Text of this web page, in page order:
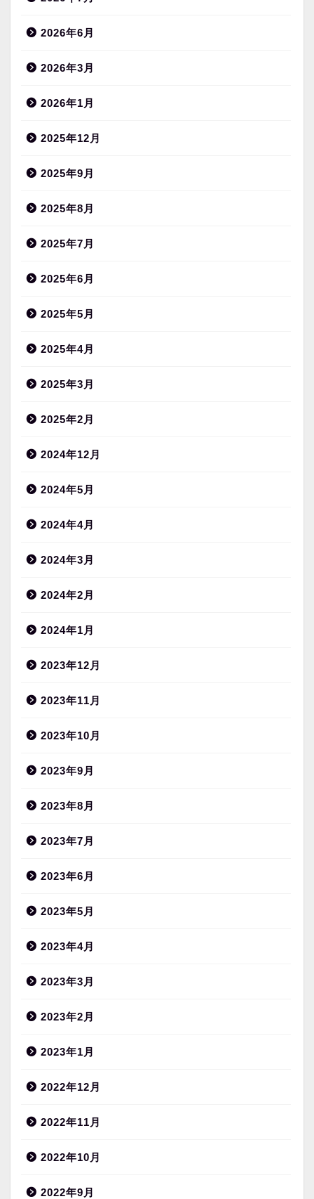
2026年6月
2026年3月
2026年1月
2025年12月
2025年9月
2025年8月
2025年7月
2025年6月
2025年5月
2025年4月
2025年3月
2025年2月
2024年12月
2024年5月
2024年4月
2024年3月
2024年2月
2024年1月
2023年12月
2023年11月
2023年10月
2023年9月
2023年8月
2023年7月
2023年6月
2023年5月
2023年4月
2023年3月
2023年2月
2023年1月
2022年12月
2022年11月
2022年10月
2022年9月